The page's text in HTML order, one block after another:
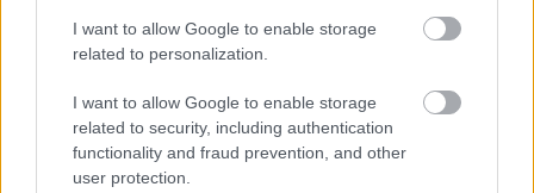
I want to allow Google to enable storage
related to personalization.
I want to allow Google to enable storage
related to security, including authentication
functionality and fraud prevention, and other
user protection.
Skrabski Irsai Olivér 2023